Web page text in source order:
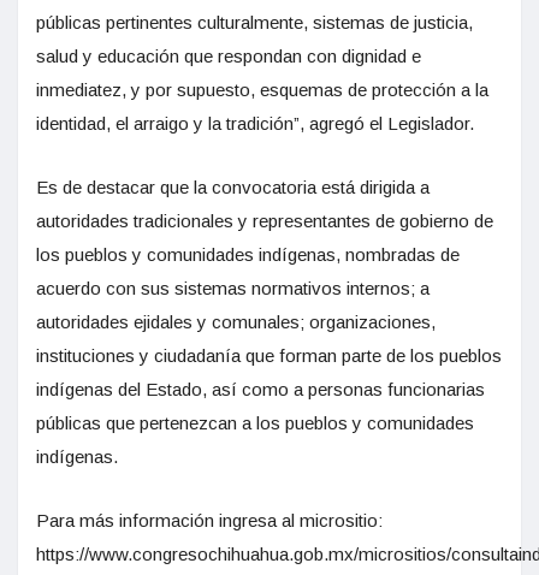
públicas pertinentes culturalmente, sistemas de justicia,
salud y educación que respondan con dignidad e
inmediatez, y por supuesto, esquemas de protección a la
identidad, el arraigo y la tradición”, agregó el Legislador.
Es de destacar que la convocatoria está dirigida a
autoridades tradicionales y representantes de gobierno de
los pueblos y comunidades indígenas, nombradas de
acuerdo con sus sistemas normativos internos; a
autoridades ejidales y comunales; organizaciones,
instituciones y ciudadanía que forman parte de los pueblos
indígenas del Estado, así como a personas funcionarias
públicas que pertenezcan a los pueblos y comunidades
indígenas.
Para más información ingresa al micrositio:
https://www.congresochihuahua.gob.mx/micrositios/